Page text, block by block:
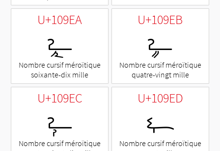
U+109EA
𐧪
Nombre cursif méroïtique
soixante-dix mille
U+109EB
𐧫
Nombre cursif méroïtique
quatre-vingt mille
U+109EC
𐧬
Nombre cursif méroïtique
U+109ED
𐧭
Nombre cursif méroïtique